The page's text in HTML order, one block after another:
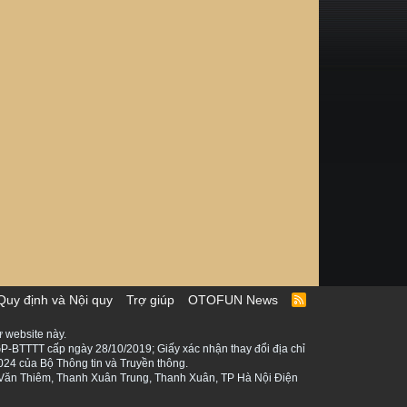
định và Nội quy Trợ giúp OTOFUN News
R
website này.
BTTTT cấp ngày 28/10/2019; Giấy xác nhận thay đổi địa chỉ
của Bộ Thông tin và Truyền thông.
Thiêm, Thanh Xuân Trung, Thanh Xuân, TP Hà Nội Điện